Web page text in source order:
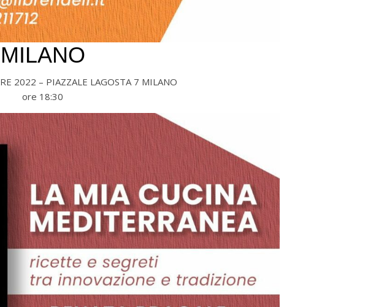
MILANO
2022 – PIAZZALE LAGOSTA 7 MILANO
ore 18:30